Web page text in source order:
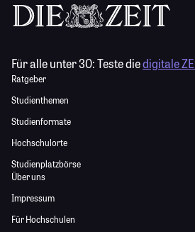
Für alle unter 30:Teste diedigitale
Ratgeber
Studienthemen
Studienformate
Hochschulorte
Studienplatzbörse
Über uns
Impressum
Für Hochschulen